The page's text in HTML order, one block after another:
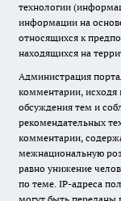
технологии
информации на
относящихся к
находящихся на
Администрация
комментарии, исходя
обсуждения тем и
рекомендательных
комментарии,
межнациональную
равно унижение
по теме. IP-адреса